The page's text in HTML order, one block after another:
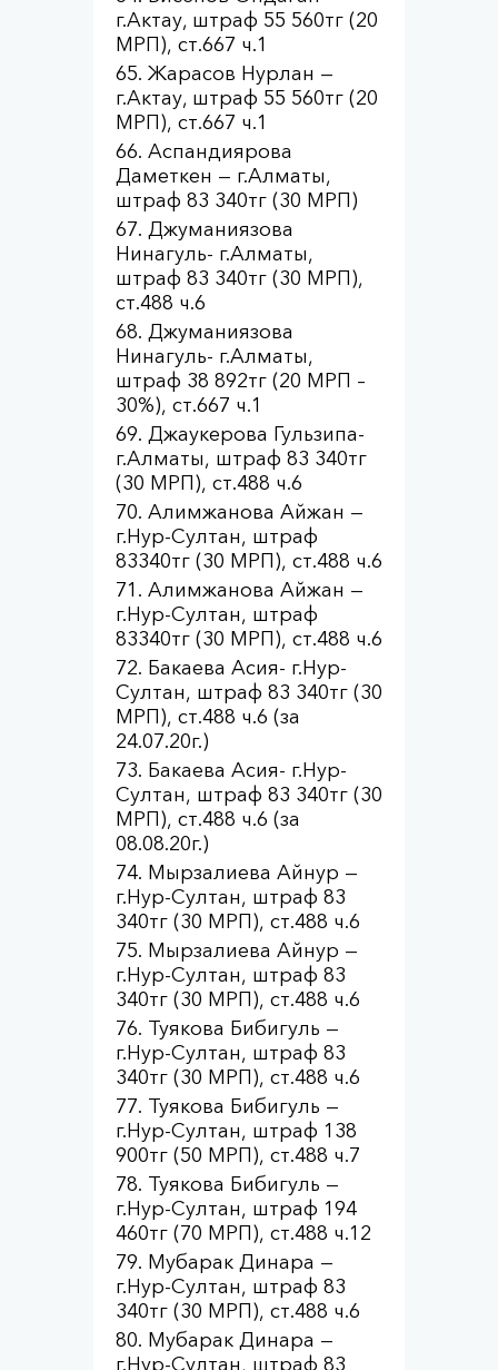
г.Актау, штраф 55 560тг (20
МРП), ст.667 ч.1
Жарасов Нурлан —
г.Актау, штраф 55 560тг (20
МРП), ст.667 ч.1
Аспандиярова
Даметкен — г.Алматы,
штраф 83 340тг (30 МРП)
Джуманиязова
Нинагуль- г.Алматы,
штраф 83 340тг (30 МРП),
ст.488 ч.6
Джуманиязова
Нинагуль- г.Алматы,
штраф 38 892тг (20 МРП –
30%), ст.667 ч.1
Джаукерова Гульзипа-
г.Алматы, штраф 83 340тг
(30 МРП), ст.488 ч.6
Алимжанова Айжан —
г.Нур-Султан, штраф
83340тг (30 МРП), ст.488 ч.6
Алимжанова Айжан —
г.Нур-Султан, штраф
83340тг (30 МРП), ст.488 ч.6
Бакаева Асия- г.Нур-
Султан, штраф 83 340тг (30
МРП), ст.488 ч.6 (за
24.07.20г.)
Бакаева Асия- г.Нур-
Султан, штраф 83 340тг (30
МРП), ст.488 ч.6 (за
08.08.20г.)
Мырзалиева Айнур —
г.Нур-Султан, штраф 83
340тг (30 МРП), ст.488 ч.6
Мырзалиева Айнур —
г.Нур-Султан, штраф 83
340тг (30 МРП), ст.488 ч.6
Туякова Бибигуль —
г.Нур-Султан, штраф 83
340тг (30 МРП), ст.488 ч.6
Туякова Бибигуль —
г.Нур-Султан, штраф 138
900тг (50 МРП), ст.488 ч.7
Туякова Бибигуль —
г.Нур-Султан, штраф 194
460тг (70 МРП), ст.488 ч.12
Мубарак Динара —
г.Нур-Султан, штраф 83
340тг (30 МРП), ст.488 ч.6
Мубарак Динара —
г.Нур-Султан, штраф 83